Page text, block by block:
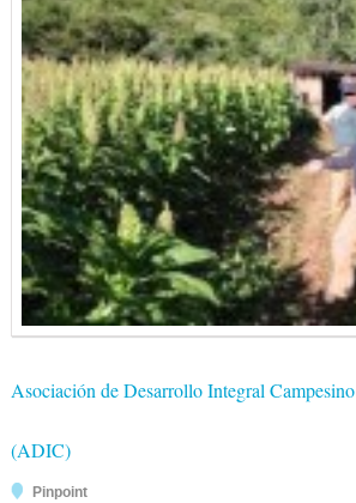
Asociación de Desarrollo Integral Campesino
(ADIC)
Pinpoint